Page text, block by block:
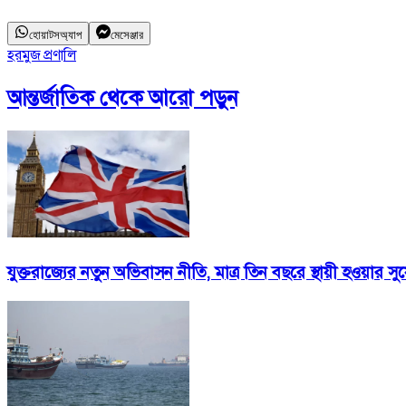
হোয়াটসঅ্যাপ মেসেঞ্জার
হরমুজ প্রণালি
আন্তর্জাতিকথেকে আরো পড়ুন
যুক্তরাজ্যের নতুন অভিবাসন নীতি, মাত্র তিন বছরে স্থায়ী হওয়ার